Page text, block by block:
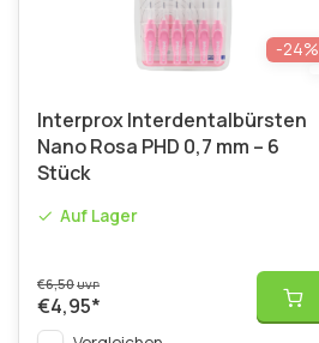
-24%
Interprox Interdentalbürsten
Nano Rosa PHD 0,7 mm – 6
Stück
Auf Lager
€6,50UVP
€4,95*